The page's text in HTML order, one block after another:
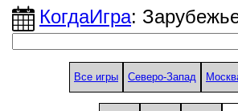
КогдаИгра:
Все игры Северо-Запад